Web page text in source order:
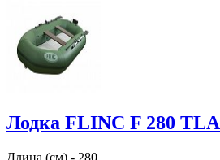
Лодка FLINC F 280 TLA
Длина (см) - 280